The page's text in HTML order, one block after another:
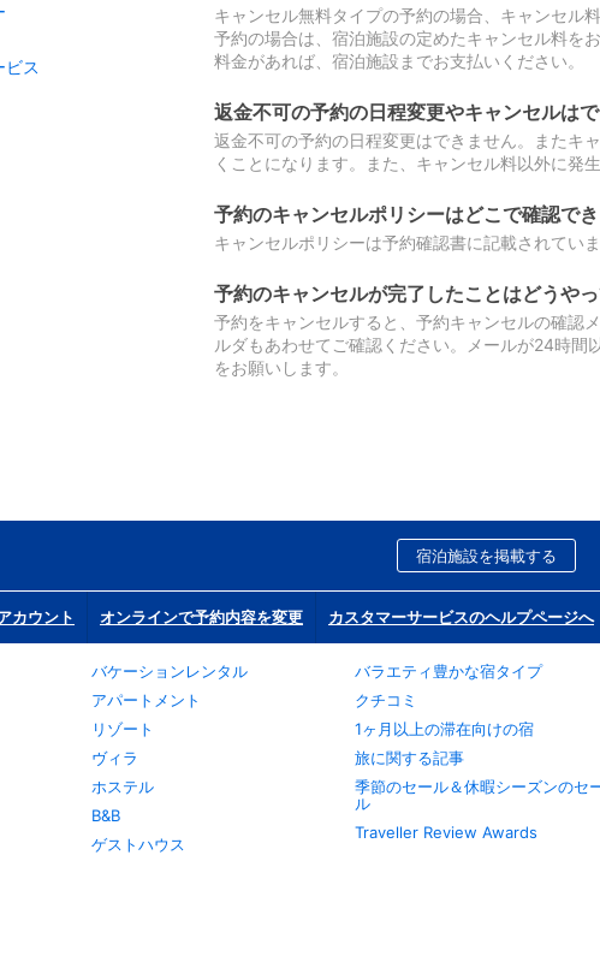
ビス
キャンセル無料タイプの予約の場合、キャンセル
予約の場合は、宿泊施設の定めたキャンセル料を
料金があれば、宿泊施設までお支払いください。
返金不可の予約の日程変更やキャンセルは
返金不可の予約の日程変更はできません。またキ
くことになります。また、キャンセル料以外に発
予約のキャンセルポリシーはどこで確認で
キャンセルポリシーは予約確認書に記載されていま
予約のキャンセルが完了したことはどうや
予約をキャンセルすると、予約キャンセルの確認
ルダもあわせてご確認ください。メールが24時
をお願いします。
宿泊施設を掲載する
カウント オンラインで予約内容を変更 カスタマーサービスのヘルプページへ
バケーションレンタル
アパートメント
リゾート
ヴィラ
ホステル
B&B
ゲストハウス
バラエティ豊かな宿タイプ
クチコミ
1ヶ月以上の滞在向けの宿
旅に関する記事
季節のセール＆休暇シーズンのセ
ル
Traveller Review Awards